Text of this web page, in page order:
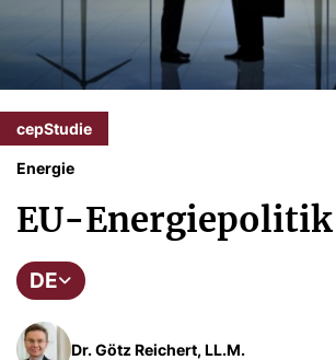
cepStudie
Energie
EU-Energiepolitik
DE
Dr. Götz Reichert, LL.M.